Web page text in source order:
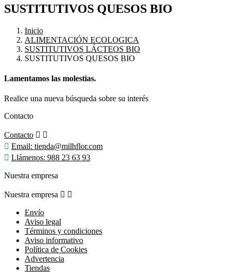
SUSTITUTIVOS QUESOS BIO
Inicio
ALIMENTACIÓN ECOLOGICA
SUSTITUTIVOS LÁCTEOS BIO
SUSTITUTIVOS QUESOS BIO
Lamentamos las molestias.
Realice una nueva búsqueda sobre su interés
Contacto
Contacto  
 Email: tienda@milhflor.com
 Llámenos: 988 23 63 93
Nuestra empresa
Nuestra empresa  
Envío
Aviso legal
Términos y condiciones
Aviso informativo
Política de Cookies
Advertencia
Tiendas